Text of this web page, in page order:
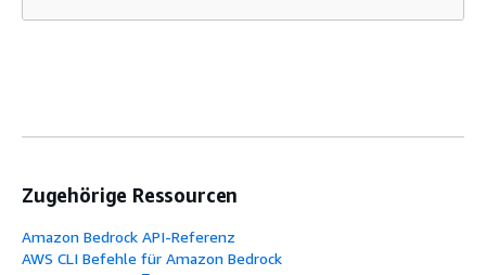
Zugehörige Ressourcen
Amazon Bedrock API-Referenz
AWS CLI Befehle für Amazon Bedrock